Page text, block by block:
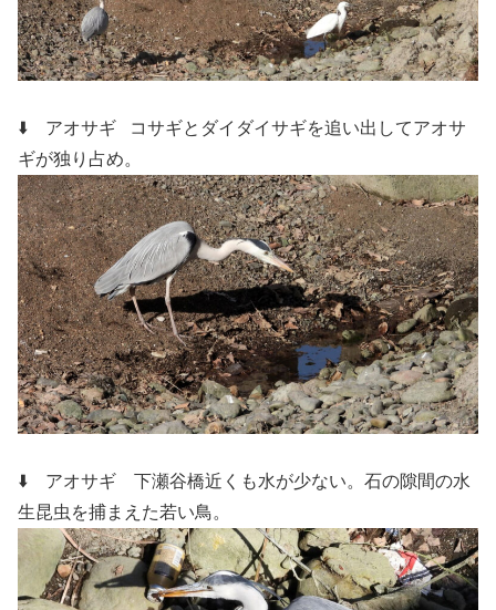
⬇️ アオサギ
コサギとダイダイサギを追い出してアオサ
ギが独り占め。
⬇️ アオサギ 下瀬谷橋近くも水が少ない。石の隙間の水
生昆虫を捕まえた若い鳥。